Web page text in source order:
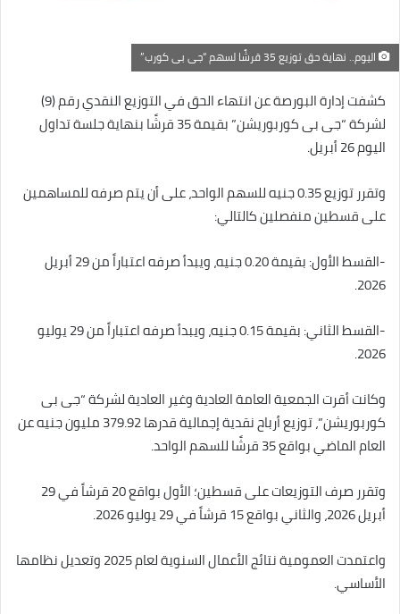
اليوم.. نهاية حق توزيع 35 قرشًا لسهم “جى بى كورب”
كشفت إدارة البورصة عن انتهاء الحق في التوزيع النقدي رقم (9)
لشركة “جى بى كوربوريشن” بقيمة 35 قرشًا بنهاية جلسة تداول
اليوم 26 أبريل.
وتقرر توزيع 0.35 جنيه للسهم الواحد، على أن يتم صرفه للمساهمين
على قسطين منفصلين كالتالي:
-القسط الأول: بقيمة 0.20 جنيه، ويبدأ صرفه اعتباراً من 29 أبريل
2026.
-القسط الثاني: بقيمة 0.15 جنيه، ويبدأ صرفه اعتباراً من 29 يوليو
2026.
وكانت أقرت الجمعية العامة العادية وغير العادية لشركة “جى بى
كوربوريشن”، توزيع أرباح نقدية إجمالية قدرها 379.92 مليون جنيه عن
العام الماضي بواقع 35 قرشًا للسهم الواحد.
وتقرر صرف التوزيعات على قسطين؛ الأول بواقع 20 قرشاً في 29
أبريل 2026، والثاني بواقع 15 قرشاً في 29 يوليو 2026.
واعتمدت العمومية نتائج الأعمال السنوية لعام 2025 وتعديل نظامها
الأساسي.